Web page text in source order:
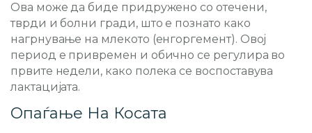
Ова може да биде придружено со отечени,
тврди и болни гради, што е познато како
нагрнување на млекото (енгоргемент). Овој
период е привремен и обично се регулира во
првите недели, како полека се воспоставува
лактацијата.
Опаѓање На Косата